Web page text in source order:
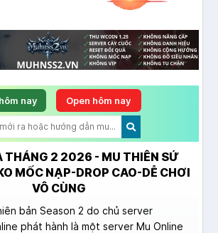
nay Open hôm nay
THÁNG 2 2026 - MU THIÊN SỨ
MỐC NẠP-DROP CAO-DỄ CHƠI
VÔ CÙNG
bản Season 2 do chủ server
phát hành là một server Mu Online